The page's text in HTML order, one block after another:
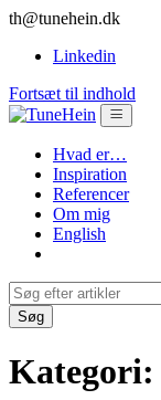
th@tunehein.dk
Linkedin
Fortsæt til indhold
Hvad er…
Inspiration
Referencer
Om mig
English
Kategori: